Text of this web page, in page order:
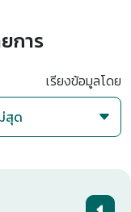
การ
เรียงข้อมูลโดย